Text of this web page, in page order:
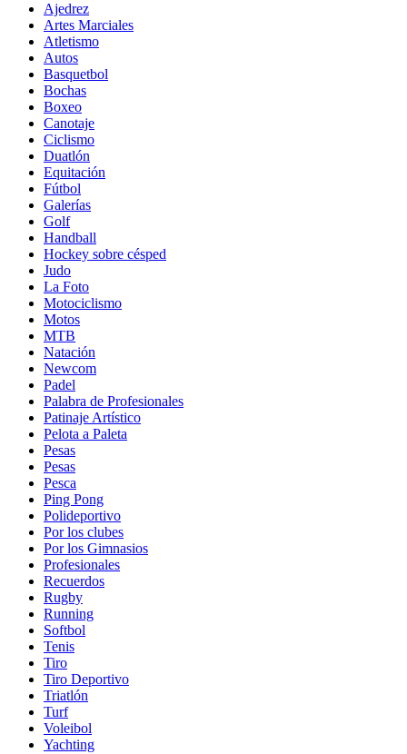
Ajedrez
Artes Marciales
Atletismo
Autos
Basquetbol
Bochas
Boxeo
Canotaje
Ciclismo
Duatlón
Equitación
Fútbol
Galerías
Golf
Handball
Hockey sobre césped
Judo
La Foto
Motociclismo
Motos
MTB
Natación
Newcom
Padel
Palabra de Profesionales
Patinaje Artístico
Pelota a Paleta
Pesas
Pesas
Pesca
Ping Pong
Polideportivo
Por los clubes
Por los Gimnasios
Profesionales
Recuerdos
Rugby
Running
Softbol
Tenis
Tiro
Tiro Deportivo
Triatlón
Turf
Voleibol
Yachting